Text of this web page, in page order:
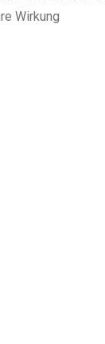
Wirkung